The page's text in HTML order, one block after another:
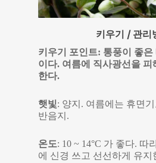
키우기 / 관리
키우기 포인트: 통풍이 좋은
이다. 여름에 직사광선을 피
한다.
햇빛: 양지. 여름에는 휴면
반음지.
온도: 10 ~ 14°C 가 좋다. 따
에 신경 쓰고 선선하게 유지